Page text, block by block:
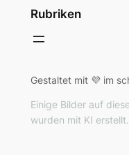
Rubriken
Gestaltet mit 💜 im
Einige Bilder auf
wurden mit KI erstellt.